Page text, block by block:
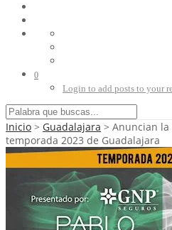
0
Login to add posts to your
Inicio > Guadalajara > Anuncian
temporada 2023 de Guadalajara